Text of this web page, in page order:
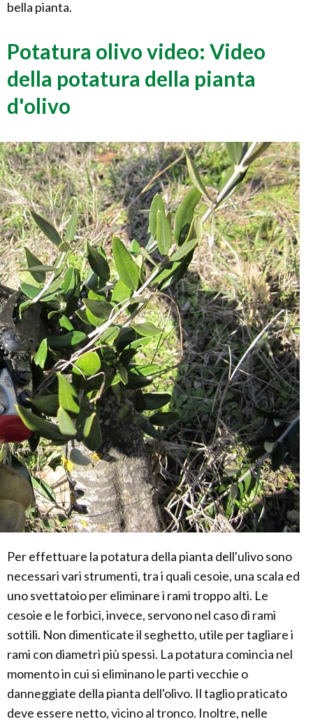
bella pianta.
Potatura olivo video: Video
della potatura della pianta
d'olivo
Per effettuare la potatura della pianta dell'ulivo sono
necessari vari strumenti, tra i quali cesoie, una scala ed
uno svettatoio per eliminare i rami troppo alti. Le
cesoie e le forbici, invece, servono nel caso di rami
sottili. Non dimenticate il seghetto, utile per tagliare i
rami con diametri più spessi. La potatura comincia nel
momento in cui si eliminano le parti vecchie o
danneggiate della pianta dell'olivo. Il taglio praticato
deve essere netto, vicino al tronco. Inoltre, nelle